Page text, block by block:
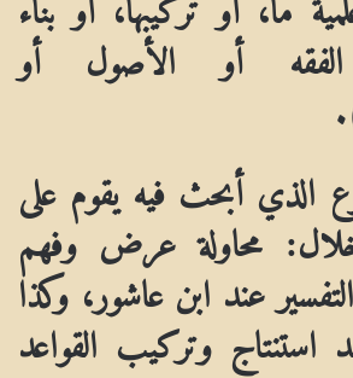
أو الأصول أو
أبحث فيه يقوم على
محاولة عرض وفهم
عند ابن عاشور، وكذا
استنتاج وتركيب القواعد